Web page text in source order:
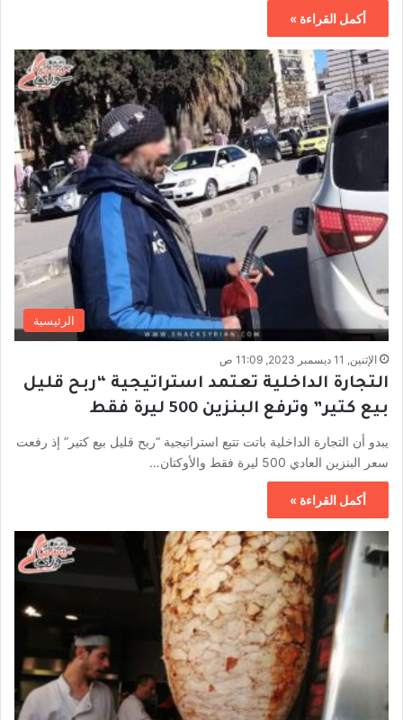
أكمل القراءة »
الرئيسية
الإثنين, 11 ديسمبر 2023, 11:09 ص
التجارة الداخلية تعتمد استراتيجية “ربح قليل
بيع كتير” وترفع البنزين 500 ليرة فقط
يبدو أن التجارة الداخلية باتت تتبع استراتيجية “ربح قليل بيع كتير” إذ رفعت
سعر البنزين العادي 500 ليرة فقط والأوكتان…
أكمل القراءة »